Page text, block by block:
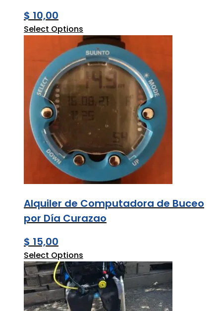
$ 10,00
Select Options
Alquiler de Computadora de Buceo
por Día Curazao
$ 15,00
Select Options